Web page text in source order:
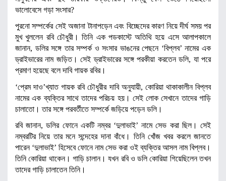
ভালোবেসে গড়া সংসার?
পুরনো সম্পর্কের সেই অজানা টানাপড়েন এবং বিচ্ছেদের কারণ নিয়ে দীর্ঘ সময় পর
মুখ খুললেন রবি চৌধুরী। তিনি এক পডকাস্টে অতিথি হয়ে এসে আলাপকালে
জানান, ডলির সঙ্গে তার সম্পর্ক ও সংসার ভাঙনের পেছনে ‘বিপ্লব’ নামের এক
ড্রাইভারের নাম জড়িত। সেই ড্রাইভারের সঙ্গে পরকীয়া করতেন ডলি, যা পরে
প্রমাণ হয়েছে বলে দাবি গায়ক রবির।
‘প্রেম দাও’খ্যাত গায়ক রবি চৌধুরীর দাবি অনুযায়ী, কোরিয়া থাকাকালীন বিপ্লব
নামের এক ব্যক্তির সাথে তাদের পরিচয় হয়। সেই লোক সেখানে তাদের গাড়ি
চালাতো। তার সঙ্গে পরবর্তীতে সম্পর্কে জড়িয়ে পড়েন ডলি।
রবি জানান, ডলির ফোনে একটি নম্বর ‘দুলাভাই’ নামে সেভ করা ছিল। সেই
নম্বরটির নিয়ে তার মনে সন্দেহের দানা বাঁধে। তিনি খোঁজ খবর করলে জানতে
পারেন ‘দুলাভাই’ হিসেবে ফোনে নাম সেভ করা ওই ব্যক্তির আসল নাম বিপ্লব।
তিনি কোরিয়া থাকেন। গাড়ি চালান। যখন রবি ও ডলি কোরিয়া গিয়েছিলেন তখন
তাদের গাড়ি চালাতেন তিনি।